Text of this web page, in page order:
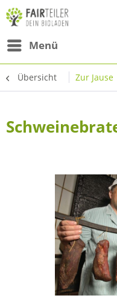
Menü
Übersicht Zur Jause